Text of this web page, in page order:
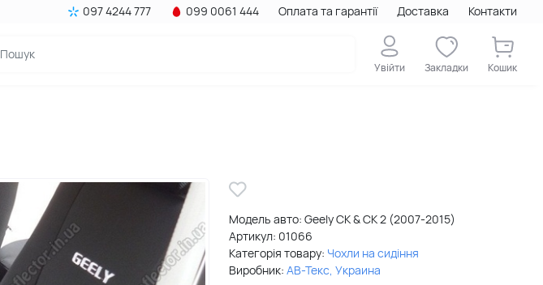
097 4244 777 099 0061 444 Оплата та гарантії Доставка Контакти
Увійти Закладки Кошик
Модель авто: Geely CK & CK 2 (2007-2015)
Артикул: 01066
Категорія товару: Чохли на сидіння
Виробник: АВ-Текс, Украина